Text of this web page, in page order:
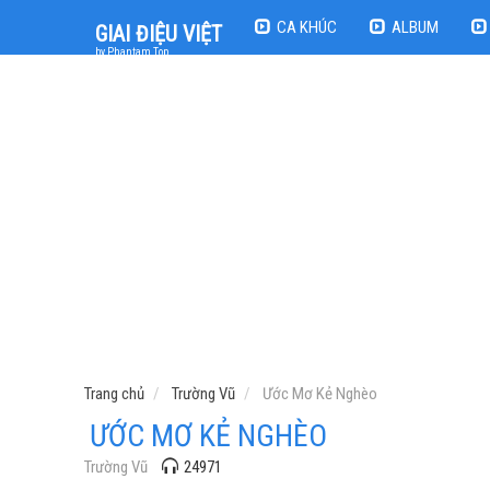
GIAI ĐIỆU VIỆT
by Phantam Top
CA KHÚC ALBUM
Trang chủ Trường Vũ Ước Mơ Kẻ Nghèo
ƯỚC MƠ KẺ NGHÈO
Trường Vũ 24971